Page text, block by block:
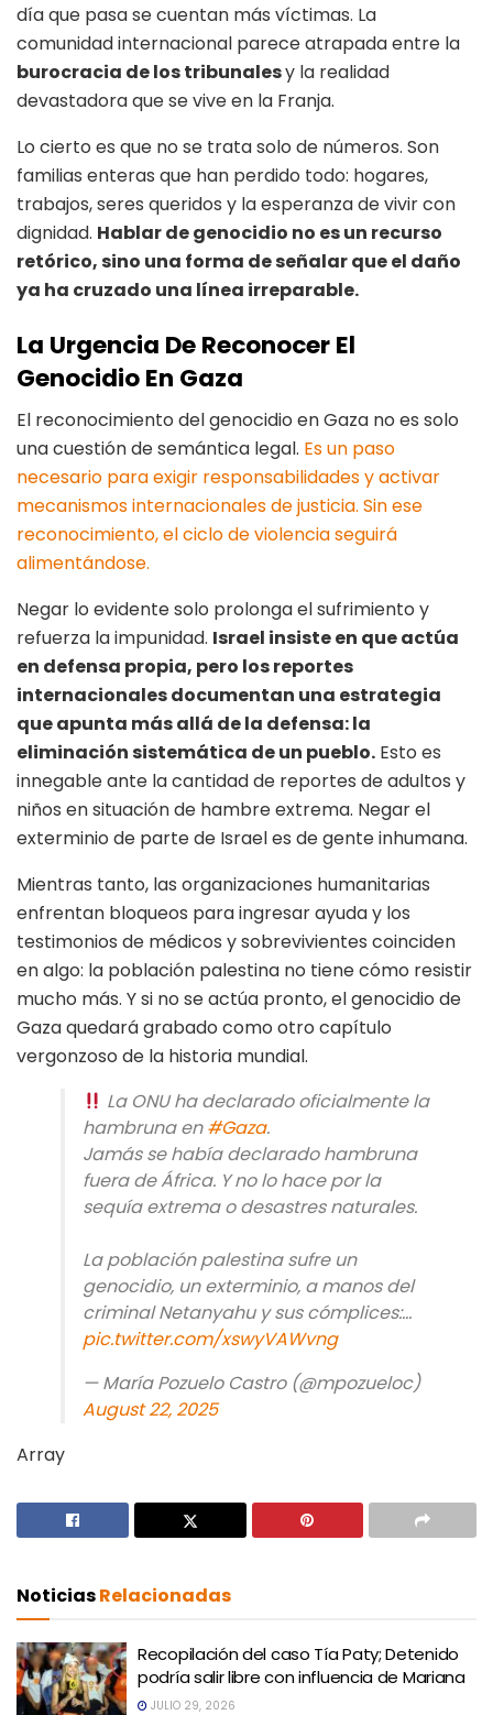
día que pasa se cuentan más víctimas. La
comunidad internacional parece atrapada entre la
burocracia de los tribunalesy la realidad
devastadora que se vive en la Franja.
Lo cierto es que no se trata solo de números. Son
familias enteras que han perdido todo: hogares,
trabajos, seres queridos y la esperanza de vivir con
dignidad. Hablar de genocidio no es un recurso
retórico, sino una forma de señalar que el daño
ya ha cruzado una línea irreparable.
La Urgencia De Reconocer El
Genocidio En Gaza
El reconocimiento del genocidio en Gaza no es solo
una cuestión de semántica legal. Es un paso
necesario para exigir responsabilidades y activar
mecanismos internacionales de justicia. Sin ese
reconocimiento, el ciclo de violencia seguirá
alimentándose.
Negar lo evidente solo prolonga el sufrimiento y
refuerza la impunidad. Israel insiste en que actúa
en defensa propia, pero los reportes
internacionales documentan una estrategia
que apunta más allá de la defensa: la
eliminación sistemática de un pueblo. Esto es
innegable ante la cantidad de reportes de adultos y
niños en situación de hambre extrema. Negar el
exterminio de parte de Israel es de gente inhumana.
Mientras tanto, las organizaciones humanitarias
enfrentan bloqueos para ingresar ayuda y los
testimonios de médicos y sobrevivientes coinciden
en algo: la población palestina no tiene cómo resistir
mucho más. Y si no se actúa pronto, el genocidio de
Gaza quedará grabado como otro capítulo
vergonzoso de la historia mundial.
La ONU ha declarado oficialmente la
hambruna en#Gaza.
Jamás se había declarado hambruna
fuera de África. Y no lo hace por la
sequía extrema o desastres naturales.
La población palestina sufre un
genocidio, un exterminio, a manos del
criminal Netanyahu y sus cómplices:…
pic.twitter.com/xswyVAWvng
— María Pozuelo Castro (@mpozueloc)
August 22, 2025
Array
NoticiasRelacionadas
Recopilación del caso Tía Paty; Detenido
podría salir libre con influencia de Mariana
JULIO 29, 2026